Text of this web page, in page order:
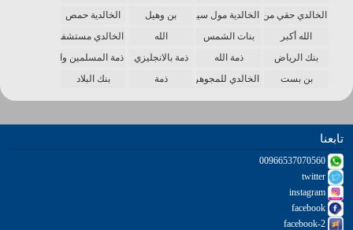
الخالدي حقي من الدنياالخالدية مول سينما بن وهيل
الخالدية حمص
الله أكبر
بنات الشمس الله
الخالدي مستشفى
بنك الرياض
ذمة الله ذمة بالانجليزي
ذمة المسلمين واحدة
بن بست
الخالدي للمجوهرات ذمة بنك البلاد
تابعنا